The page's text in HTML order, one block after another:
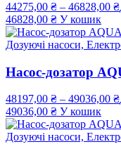
44275,00 ₴ – 46828,00 ₴
46828,00 ₴ У кошик
Дозуючі насоси,
Насос-дозатор
48197,00 ₴ – 49036,00 ₴
49036,00 ₴ У кошик
Дозуючі насоси,